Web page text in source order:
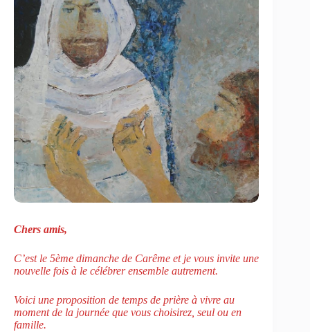
Chers amis,
C’est le 5ème dimanche de Carême et je vous invite une
nouvelle fois à le célébrer ensemble autrement.
Voici une proposition de temps de prière à vivre au
moment de la journée que vous choisirez, seul ou en
famille.